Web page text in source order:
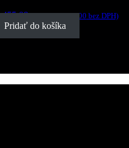
s DPH (€1,996.00 bez DPH)
Pridať do košíka